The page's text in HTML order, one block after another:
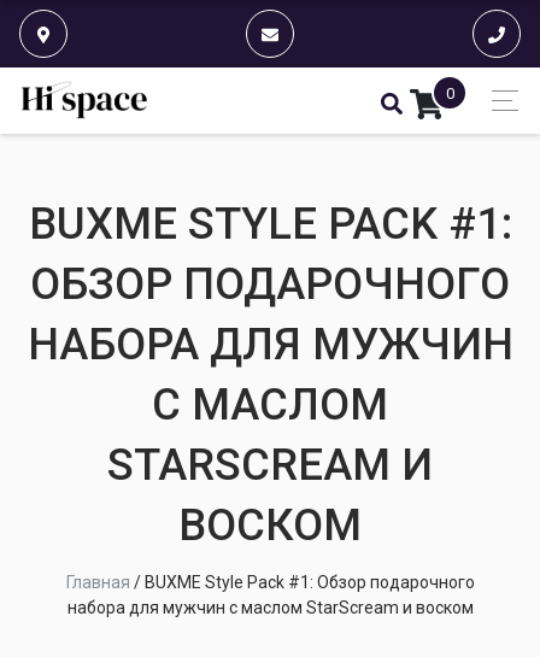
0
BUXME STYLE PACK #1:
ОБЗОР ПОДАРОЧНОГО
НАБОРА ДЛЯ МУЖЧИН
С МАСЛОМ
STARSCREAM И
ВОСКОМ
Главная / BUXME Style Pack #1: Обзор подарочного
набора для мужчин с маслом StarScream и воском